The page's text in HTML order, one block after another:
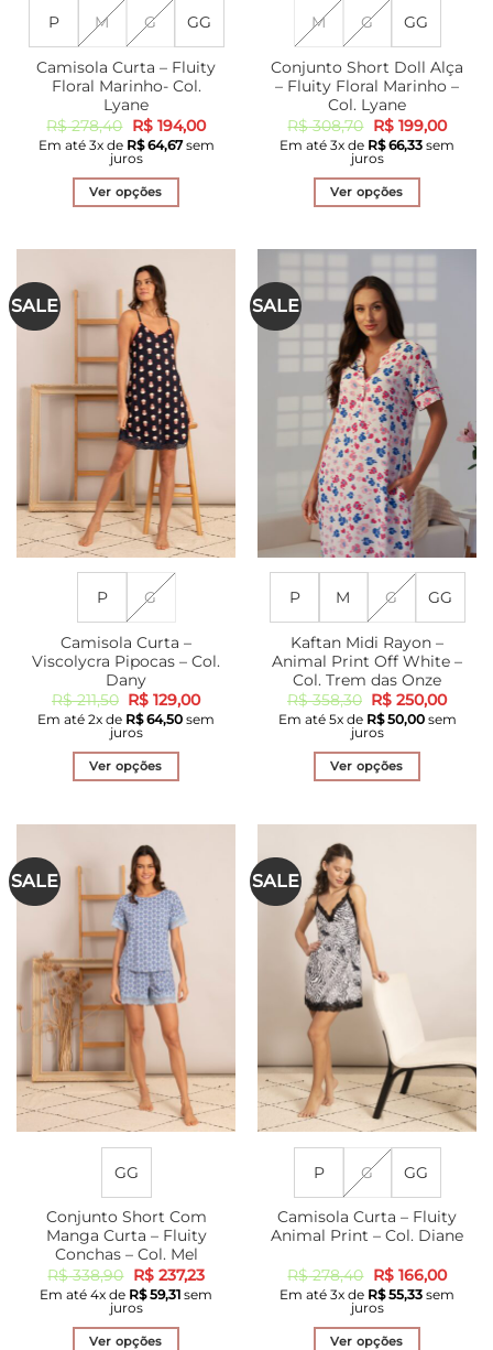
P M G GG
Camisola Curta – Fluity
Floral Marinho- Col.
Lyane
R$278,40 O
preço
original
era:
R$ 278,40.
R$194,00O
preço
atual
Em até 3x de R$64,67sem
juros
Ver opções
tem
várias
variantes.
As
opções
podem
ser
escolhidas
na
página
do
produto
M G GG
Conjunto Short Doll Alça
– Fluity Floral Marinho –
Col. Lyane
R$308,70 O
preço
original
era:
R$ 308,70.
R$199,00O
preço
atual
Em até 3x de R$66,33 sem
juros
Ver opções
várias
variantes.
As
opções
podem
ser
escolhidas
na
página
do
produto
SALE
P G
Camisola Curta –
Viscolycra Pipocas – Col.
Dany
R$211,50 O
preço
original
era:
R$ 211,50.
R$ 129,00O
preço
atual
Em até 2x de R$64,50 sem
juros
Ver opções
várias
variantes.
As
opções
podem
ser
escolhidas
na
página
do
produto
SALE
P M G GG
Kaftan Midi Rayon –
Animal Print Off White –
Col. Trem das Onze
R$358,30 O
preço
original
era:
R$ 358,30.
R$ 250,00O
preço
atual
Em até 5x de R$50,00sem
juros
Ver opções
opções
podem
ser
escolhidas
na
página
do
produto
SALE
GG
Conjunto Short Com
Manga Curta – Fluity
Conchas – Col. Mel
R$338,90 O
preço
original
era:
R$ 338,90.
R$237,23O
preço
atual
Em até 4x de R$59,31 sem
juros
Ver opções
SALE
P G GG
Camisola Curta – Fluity
Animal Print – Col. Diane
R$278,40 O
preço
original
era:
R$ 278,40.
R$166,00O
preço
atual
Em até 3x de R$55,33 sem
juros
Ver opções